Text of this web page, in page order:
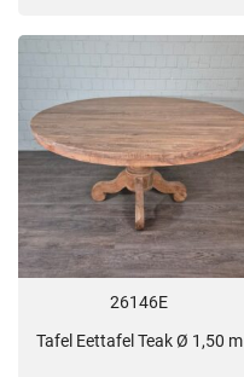
26146E
Tafel Eettafel Teak Ø 1,50 m